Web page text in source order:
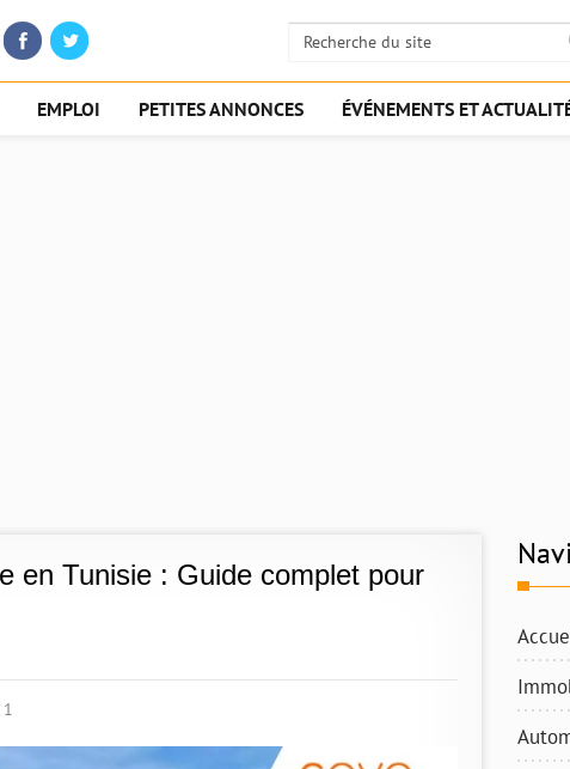
EMPLOI PETITES ANNONCES ÉVÉNEMENTS ET
en Tunisie : Guide complet pour
1